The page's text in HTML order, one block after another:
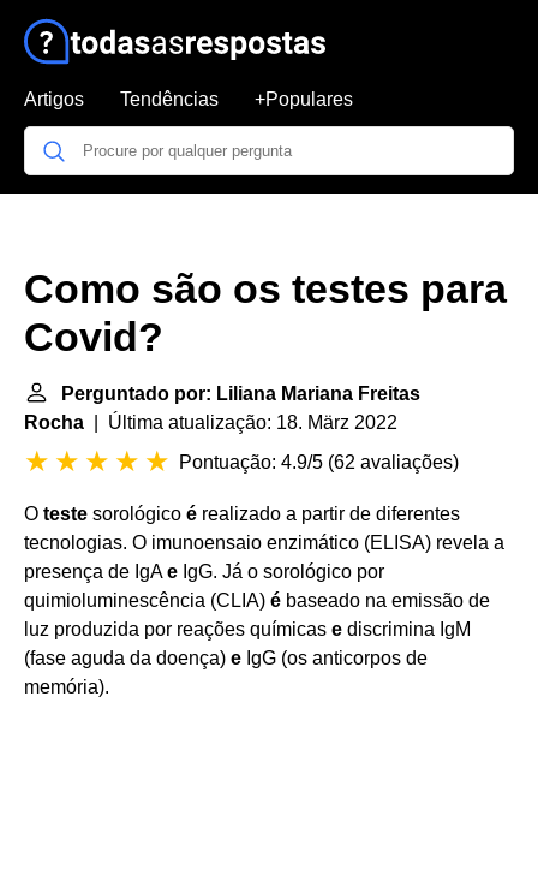
Artigos Tendências +Populares
Como são os testes para
Covid?
Perguntado por: Liliana Mariana Freitas
Rocha | Última atualização: 18. März 2022
Pontuação: 4.9/5 (62 avaliações)
O teste sorológico é realizado a partir de diferentes
tecnologias. O imunoensaio enzimático (ELISA) revela a
presença de IgAe IgG. Já o sorológico por
quimioluminescência (CLIA) é baseado na emissão de
luz produzida por reações químicas e discrimina IgM
(fase aguda da doença) e IgG (os anticorpos de
memória).